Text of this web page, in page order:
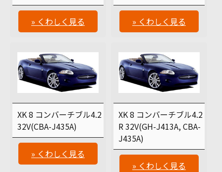
» くわしく見る » くわしく見る
XK 8 コンバーチブル4.2
32V(CBA-J435A)
» くわしく見る
XK 8 コンバーチブル4.2
R 32V(GH-J413A, CBA-
J435A)
» くわしく見る